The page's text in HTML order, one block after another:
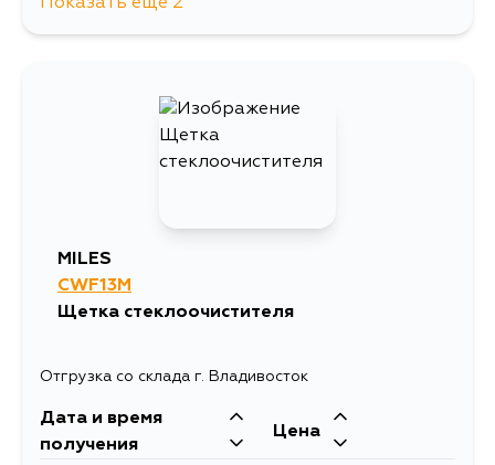
MILES
CWF13M
Щетка стеклоочистителя
Отгрузка со склада г. Владивосток
Дата и время
получения
Цена